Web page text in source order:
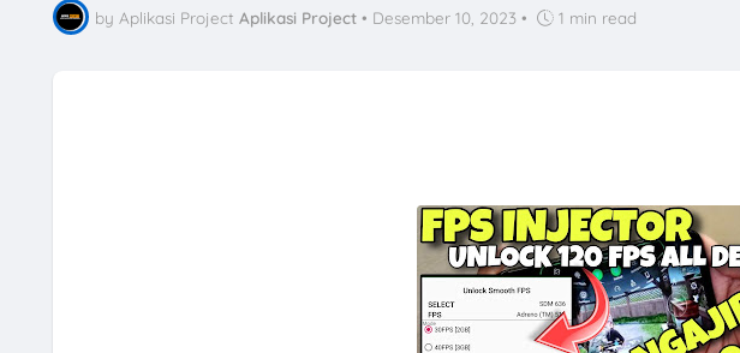
by Aplikasi Project Aplikasi Project • Desember 10, 2023 • 1 min read